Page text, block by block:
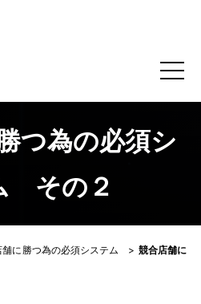
テム その２｜株式会社アリス
つ為の必須シ
その２
舗に勝つ為の必須システム > 競合店舗に